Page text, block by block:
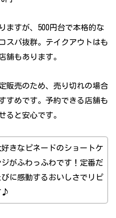
ますが、500円台で本格的な
スパ抜群。テイクアウトはも
舗もあります。
販売のため、売り切れの場合
すめです。予約できる店舗も
ると安心です。
きなピネードのショートケ
がふわっふわです！定番だ
に感動するおいしさでリピ
♪